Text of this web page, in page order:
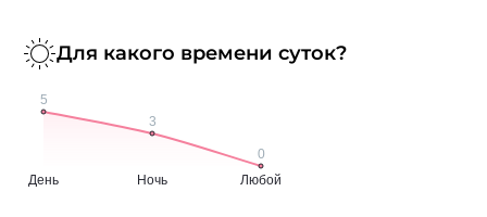
Для какого времени суток?